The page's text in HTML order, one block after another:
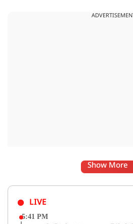
Show More
LIVE
5:41 PM